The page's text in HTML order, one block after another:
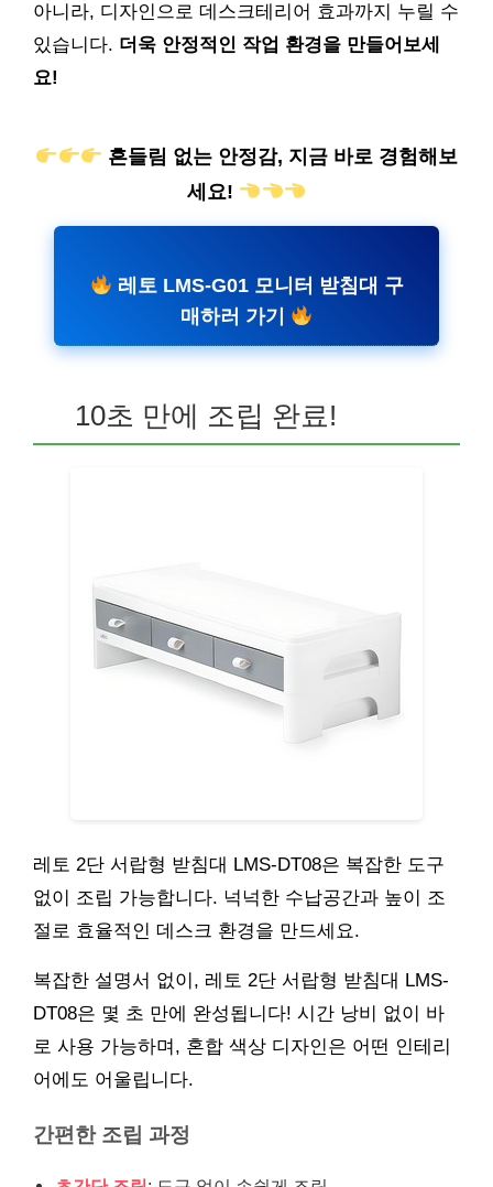
아니라, 디자인으로 데스크테리어 효과까지 누릴 수
있습니다. 더욱 안정적인 작업 환경을 만들어보세
요!
흔들림 없는 안정감, 지금 바로 경험해보
세요!
레토 LMS-G01 모니터 받침대 구
매하러 가기
10초 만에 조립 완료!
레토 2단 서랍형 받침대 LMS-DT08은 복잡한 도구
없이 조립 가능합니다. 넉넉한 수납공간과 높이 조
절로 효율적인 데스크 환경을 만드세요.
복잡한 설명서 없이, 레토 2단 서랍형 받침대 LMS-
DT08은 몇 초 만에 완성됩니다! 시간 낭비 없이 바
로 사용 가능하며, 혼합 색상 디자인은 어떤 인테리
어에도 어울립니다.
간편한 조립 과정